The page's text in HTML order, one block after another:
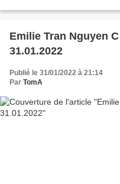
Emilie Tran Nguyen
31.01.2022
Publié le 31/01/2022 à 21:14
Par TomA